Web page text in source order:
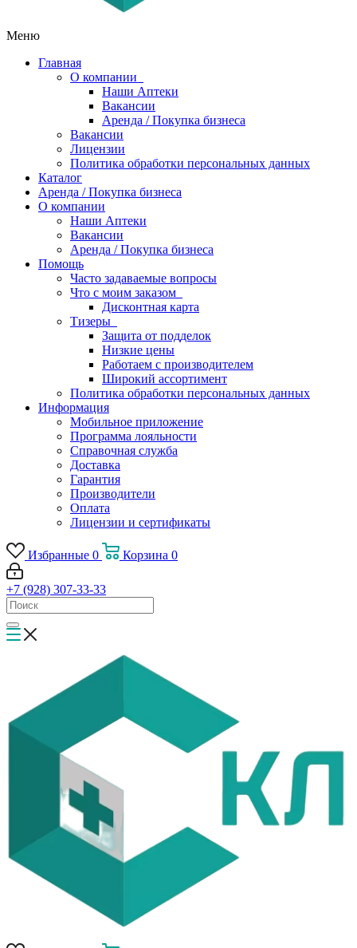
Меню
Главная
О компании
Наши Аптеки
Вакансии
Аренда / Покупка бизнеса
Вакансии
Лицензии
Политика обработки персональных данных
Каталог
Аренда / Покупка бизнеса
О компании
Наши Аптеки
Вакансии
Аренда / Покупка бизнеса
Помощь
Часто задаваемые вопросы
Что с моим заказом
Дисконтная карта
Тизеры
Защита от подделок
Низкие цены
Работаем с производителем
Широкий ассортимент
Политика обработки персональных данных
Информация
Мобильное приложение
Программа лояльности
Справочная служба
Доставка
Гарантия
Производители
Оплата
Лицензии и сертификаты
Избранные 0 Корзина 0
+7 (928) 307-33-33